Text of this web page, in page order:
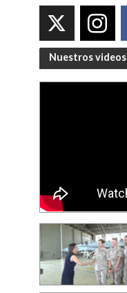
Nuestros videos